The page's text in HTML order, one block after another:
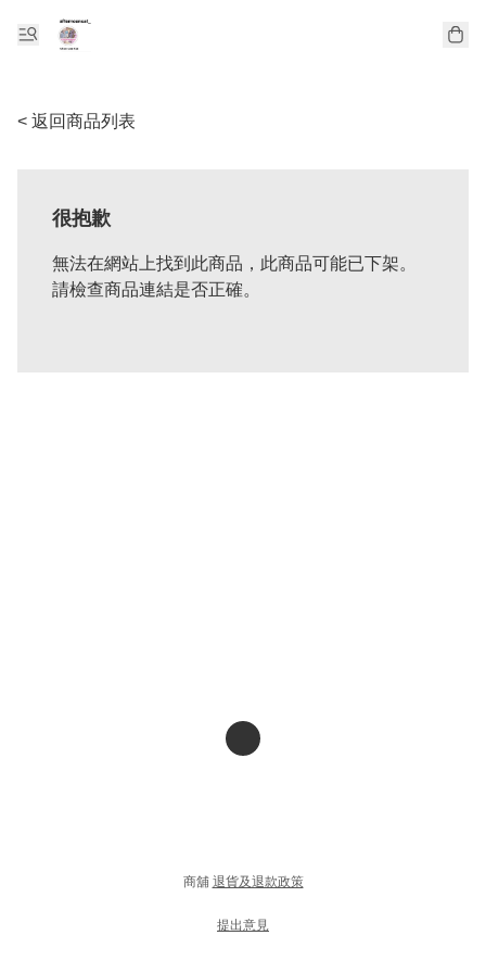
< 返回商品列表
很抱歉
無法在網站上找到此商品，此商品可能已下架。
請檢查商品連結是否正確。
商舖 退貨及退款政策
提出意見